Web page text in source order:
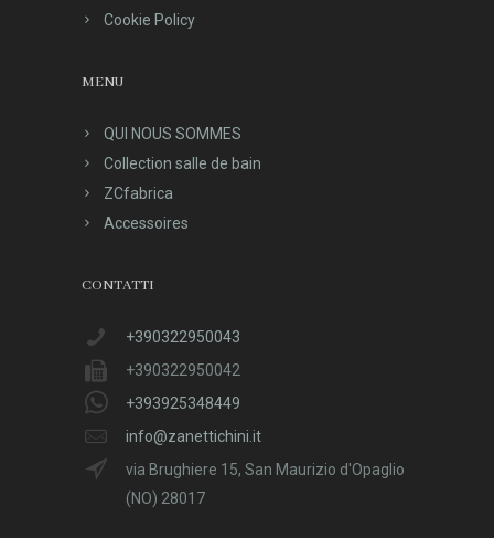
Cookie Policy
MENU
QUI NOUS SOMMES
Collection salle de bain
ZCfabrica
Accessoires
CONTATTI
+390322950043
+390322950042
+393925348449
info@zanettichini.it
via Brughiere 15, San Maurizio d'Opaglio
(NO) 28017